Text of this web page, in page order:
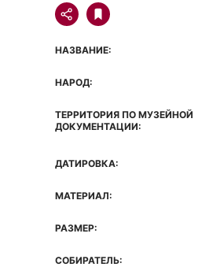
НАЗВАНИЕ:
НАРОД:
ТЕРРИТОРИЯ ПО МУЗЕЙНОЙ
ДОКУМЕНТАЦИИ:
ДАТИРОВКА:
МАТЕРИАЛ:
РАЗМЕР:
СОБИРАТЕЛЬ: